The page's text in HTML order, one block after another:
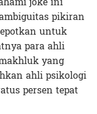
pikiran
untuk
para ahli
yang
ahli psikologi
persen tepat